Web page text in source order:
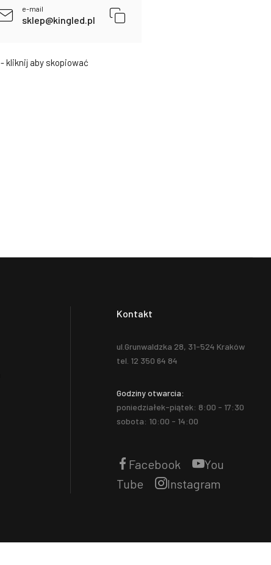
e-mail
sklep@kingled.pl
- kliknij aby skopiować
Kontakt
ul.Grunwaldzka 28, 31-524 Kraków
tel. 12 350 64 84
Godziny otwarcia:
poniedziałek-piątek: 8:00 - 17:30
sobota: 10:00 - 14:00
Facebook
You
Tube
Instagram